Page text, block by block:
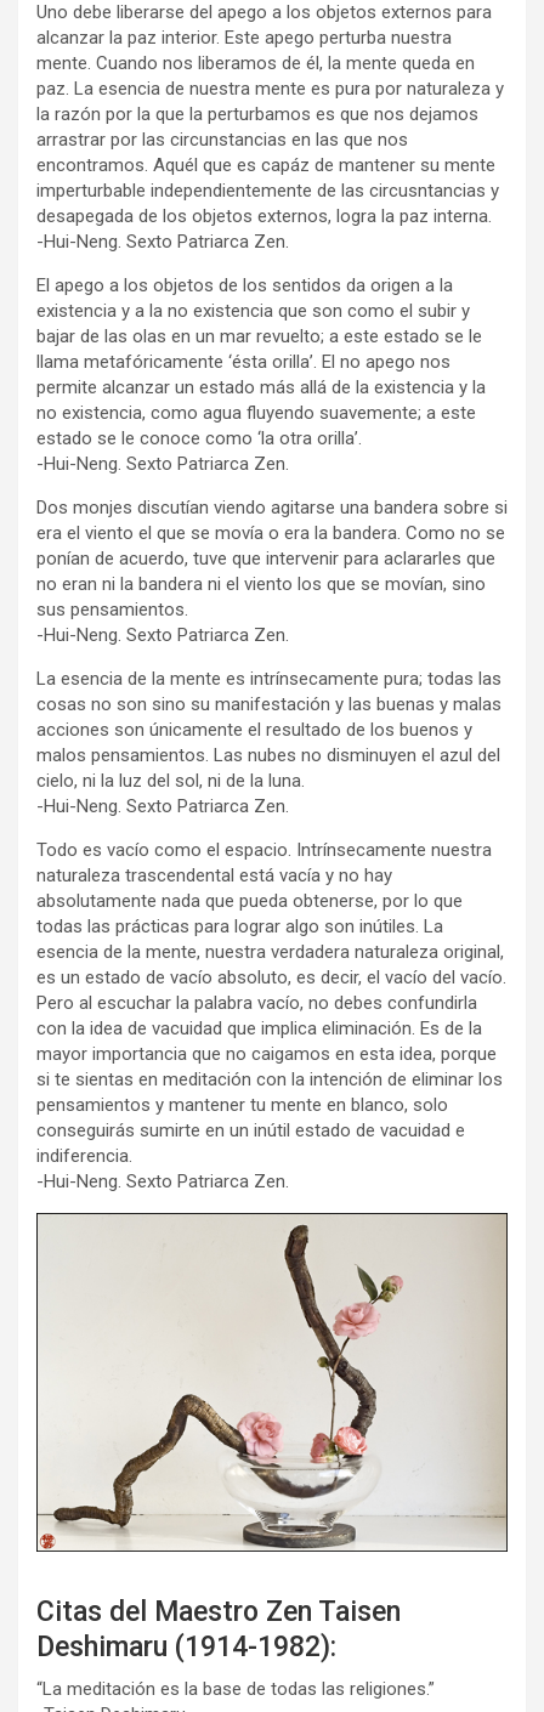
Uno debe liberarse del apego a los objetos externos para
alcanzar la paz interior. Este apego perturba nuestra
mente. Cuando nos liberamos de él, la mente queda en
paz. La esencia de nuestra mente es pura por naturaleza y
la razón por la que la perturbamos es que nos dejamos
arrastrar por las circunstancias en las que nos
encontramos. Aquél que es capáz de mantener su mente
imperturbable independientemente de las circusntancias y
desapegada de los objetos externos, logra la paz interna.
-Hui-Neng. Sexto Patriarca Zen.
El apego a los objetos de los sentidos da origen a la
existencia y a la no existencia que son como el subir y
bajar de las olas en un mar revuelto; a este estado se le
llama metafóricamente ‘ésta orilla’. El no apego nos
permite alcanzar un estado más allá de la existencia y la
no existencia, como agua fluyendo suavemente; a este
estado se le conoce como ‘la otra orilla’.
-Hui-Neng. Sexto Patriarca Zen.
Dos monjes discutían viendo agitarse una bandera sobre si
era el viento el que se movía o era la bandera. Como no se
ponían de acuerdo, tuve que intervenir para aclararles que
no eran ni la bandera ni el viento los que se movían, sino
sus pensamientos.
-Hui-Neng. Sexto Patriarca Zen.
La esencia de la mente es intrínsecamente pura; todas las
cosas no son sino su manifestación y las buenas y malas
acciones son únicamente el resultado de los buenos y
malos pensamientos. Las nubes no disminuyen el azul del
cielo, ni la luz del sol, ni de la luna.
-Hui-Neng. Sexto Patriarca Zen.
Todo es vacío como el espacio. Intrínsecamente nuestra
naturaleza trascendental está vacía y no hay
absolutamente nada que pueda obtenerse, por lo que
todas las prácticas para lograr algo son inútiles. La
esencia de la mente, nuestra verdadera naturaleza original,
es un estado de vacío absoluto, es decir, el vacío del vacío.
Pero al escuchar la palabra vacío, no debes confundirla
con la idea de vacuidad que implica eliminación. Es de la
mayor importancia que no caigamos en esta idea, porque
si te sientas en meditación con la intención de eliminar los
pensamientos y mantener tu mente en blanco, solo
conseguirás sumirte en un inútil estado de vacuidad e
indiferencia.
-Hui-Neng. Sexto Patriarca Zen.
Citas del Maestro Zen Taisen
Deshimaru (1914-1982):
“La meditación es la base de todas las religiones.”